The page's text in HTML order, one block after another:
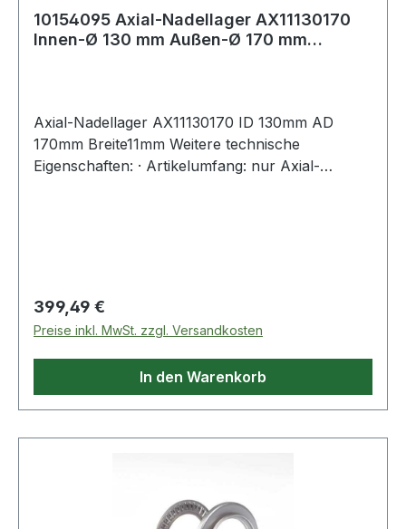
10154095 Axial-Nadellager AX11130170
Innen-Ø 130 mm Außen-Ø 170 mm
Axial-Nadellager AX11130170 ID 130mm AD
170mm Breite11mm Weitere technische
Eigenschaften: · Artikelumfang: nur Axial-
Regulärer Preis:
399,49 €
Preise inkl. MwSt. zzgl. Versandkosten
In den Warenkorb